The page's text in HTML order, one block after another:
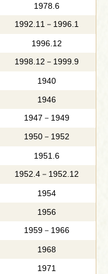
1978.6
1992.11－1996.1
1996.12
1998.12－1999.9
1940
1946
1947－1949
1950－1952
1951.6
1952.4－1952.12
1954
1956
1959－1966
1968
1971